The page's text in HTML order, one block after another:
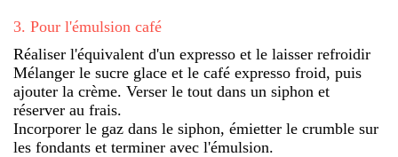
3. Pour l'émulsion café
Réaliser l'équivalent d'un expresso et le laisser refroidir
Mélanger le sucre glace et le café expresso froid, puis
ajouter la crème. Verser le tout dans un siphon et
réserver au frais.
Incorporer le gaz dans le siphon, émietter le crumble sur
les fondants et terminer avec l'émulsion.